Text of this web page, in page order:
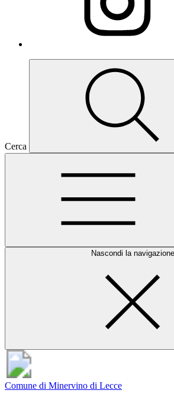
Cerca
Nascondi la navigazione
Comune di Minervino di Lecce